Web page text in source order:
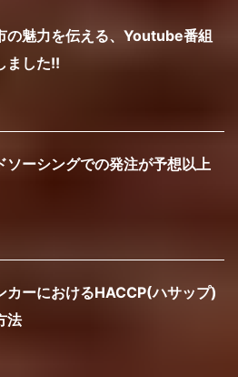
の魅力を伝える、Youtube番組
ました!!
ソーシングでの発注が予想以上
カーにおけるHACCP(ハサップ)
法